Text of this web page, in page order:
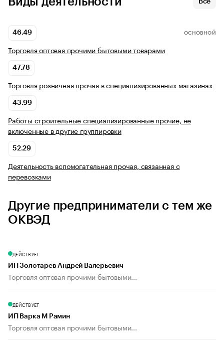
Все
46.49 ОСНОВНОЙ
Торговля оптовая прочими бытовыми товарами
47.78
Торговля розничная прочая в специализированных магазинах
43.99
Работы строительные специализированные прочие, не
включенные в другие группировки
52.29
Деятельность вспомогательная прочая, связанная с
перевозками
Другие предприниматели с тем же
ОКВЭД
ДЕЙСТВУЕТ
ИП Золотарев Андрей Валерьевич
Торговля оптовая прочими бытовыми...
ДЕЙСТВУЕТ
ИП Варка М Рамин
Торговля оптовая прочими бытовыми...